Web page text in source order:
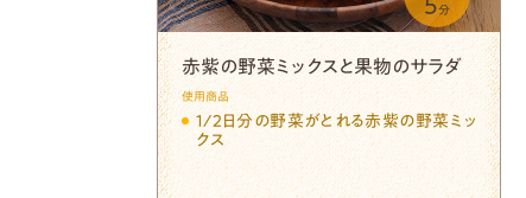
赤紫の野菜ミックスと果物のサラダ
5分
使用商品
１/２日分の野菜がとれる赤紫の野菜ミッ
クス